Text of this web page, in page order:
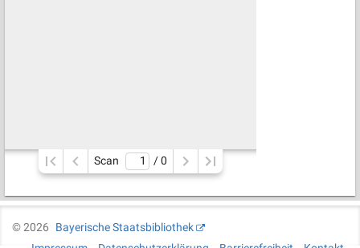
Scan / 0
©2026
Bayerische Staatsbibliothek